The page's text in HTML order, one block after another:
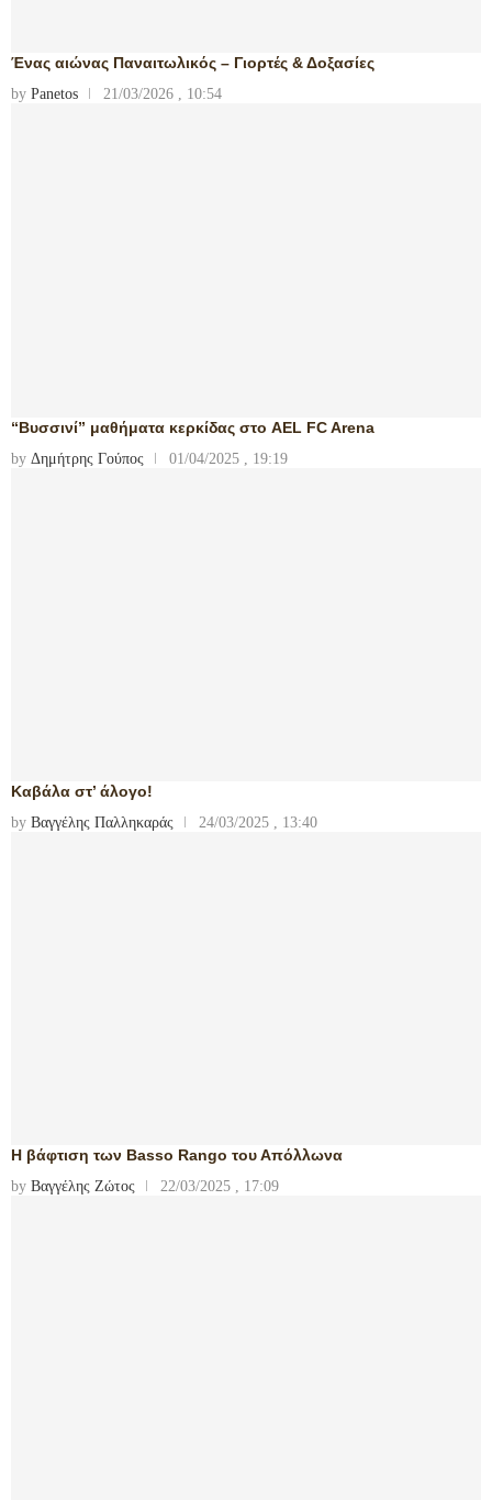
Ένας αιώνας Παναιτωλικός – Γιορτές & Δοξασίες
by Panetos 21/03/2026 , 10:54
“Βυσσινί” μαθήματα κερκίδας στο AEL FC Arena
by Δημήτρης Γούπος 01/04/2025 , 19:19
Καβάλα στ’ άλογο!
by Βαγγέλης Παλληκαράς 24/03/2025 , 13:40
Η βάφτιση των Basso Rango του Απόλλωνα
by Βαγγέλης Ζώτος 22/03/2025 , 17:09